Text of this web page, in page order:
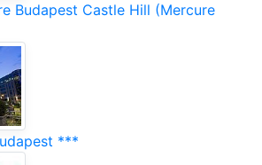
Budapest Castle Hill (Mercure
***